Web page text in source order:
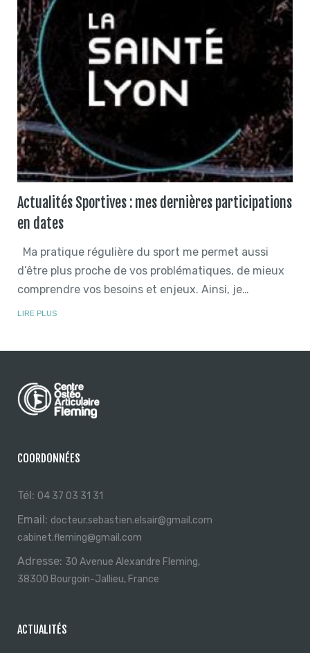
Actualités Sportives : mes dernières participations
en dates
Ma pratique régulière du sport me permet aussi
d’être plus proche de vos problématiques, de mieux
comprendre vos besoins et enjeux. Ainsi, je…
LIRE PLUS
COORDONNÉES
Tél: 04 37 03 31 31
Email: docteur.sebastien.elsair@gmail.com
cabinet.fleming@gmail.com
Adresse: 30 Avenue Alexandre Fleming,
38300 Bourgoin-Jallieu, France
ACTUALITÉS